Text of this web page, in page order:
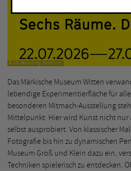
© JAC Gestaltung, Dortmund
Das Märkische Museum Witten
lebendige Experimentierfläche für
besonderen Mitmach-Ausstellung
Mittelpunkt: Hier wird Kunst nicht nur
selbst ausprobiert. Von klassischer
Fotografie bis hin zu dynamischen
Museum Groß und Klein dazu ein,
Techniken spielerisch zu entdecken.